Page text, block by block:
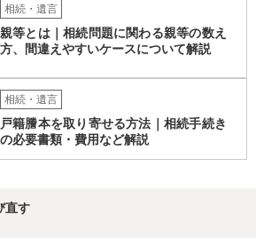
相続・遺言
親等とは｜相続問題に関わる親等の数え
方、間違えやすいケースについて解説
相続・遺言
戸籍謄本を取り寄せる方法｜相続手続き
の必要書類・費用など解説
直す